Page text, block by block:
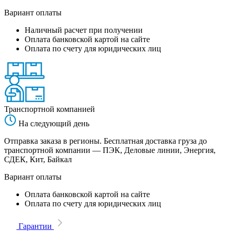
Вариант оплаты
Наличный расчет при получении
Оплата банковской картой на сайте
Оплата по счету для юридических лиц
Транспортной компанией
На следующий день
Отправка заказа в регионы. Бесплатная доставка груза до
транспортной компании — ПЭК, Деловые линии, Энергия,
СДЕК, Кит, Байкал
Вариант оплаты
Оплата банковской картой на сайте
Оплата по счету для юридических лиц
Гарантии